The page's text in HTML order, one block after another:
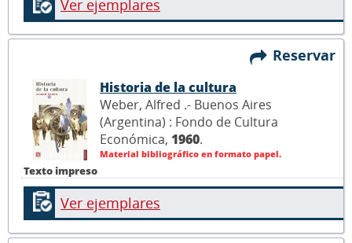
Ver ejemplares
Reservar
Texto impreso
Historia de la cultura
Weber, Alfred .- Buenos Aires
(Argentina) : Fondo de Cultura
Económica, 1960.
Material bibliográfico en formato papel.
Ver ejemplares